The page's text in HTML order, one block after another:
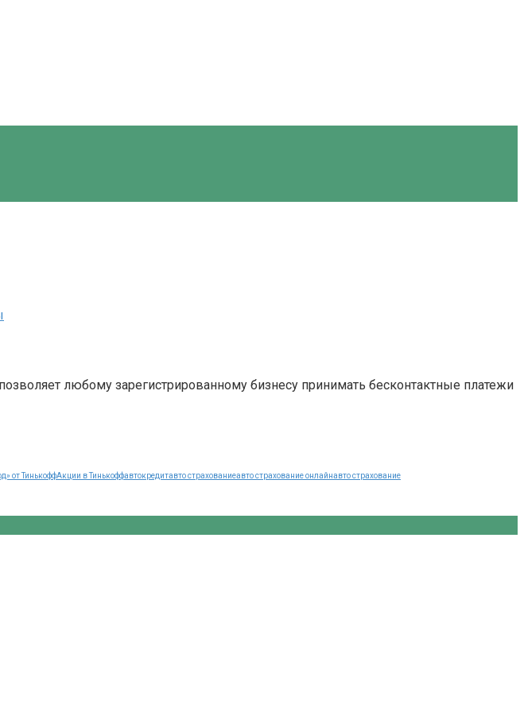
любому зарегистрированному бизнесу принимать бесконтактные платежи
от ТинькоффАкции в Тинькоффавтокредитавто страхованиеавто страхование онлайнавто страхование